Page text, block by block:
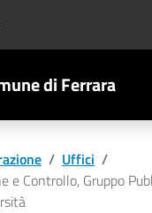
di Ferrara
/ Uffici /
e Controllo, Gruppo